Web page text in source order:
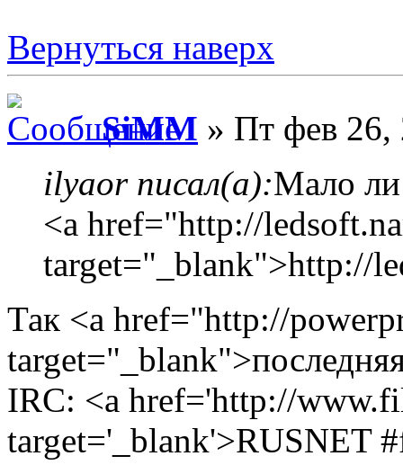
Вернуться наверх
SiMM » Пт фев 26,
ilyaor писал(а):Мало ли
<a href="http://
target="_blank">http://
Так <a href="http://
IRC: <a href='http://
target='_blank'>RUSNET